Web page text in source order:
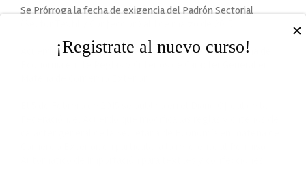
Se Prórroga la fecha de exigencia del Padrón Sectorial
Acuerdo que modifica al diverso por el que la Secretaria de
¡Registrate al nuevo curso!
✕